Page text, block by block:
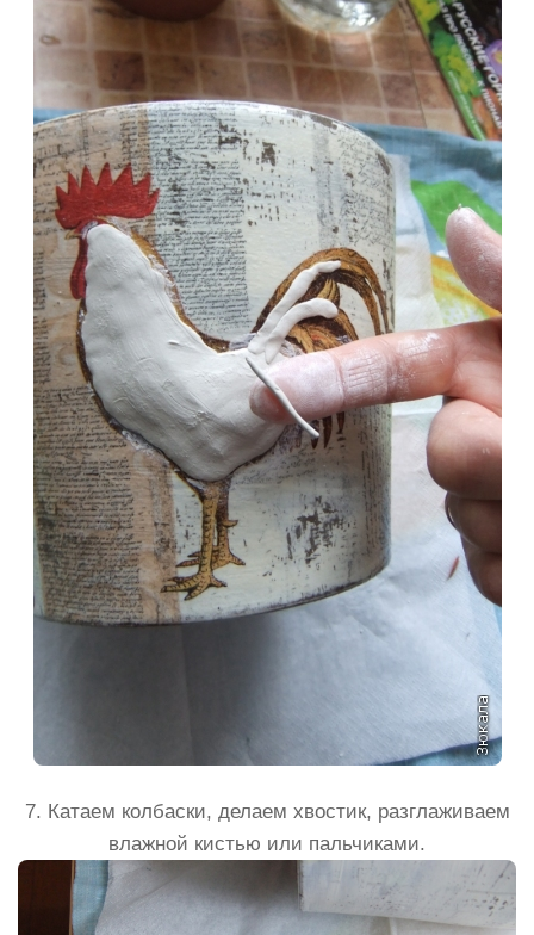
7. Катаем колбаски, делаем хвостик, разглаживаем
влажной кистью или пальчиками.